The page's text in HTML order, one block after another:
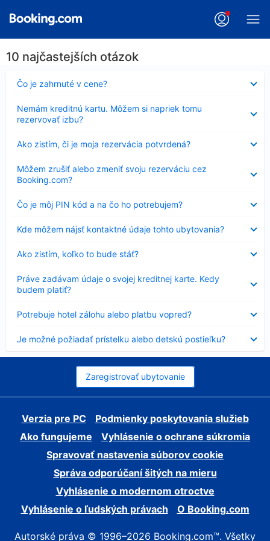
10 najčastejších otázok
Čo je zahrnuté v cene?
Nezobrazuje
sa
Nemám kreditnú kartu. Môžem si napriek tomu
rezervovať izbu?
sa
Ako zistím, či je moja rezervácia potvrdená?
sa
Môžem zrušiť alebo zmeniť svoju rezerváciu cez
Booking.com?
sa
Čo je môj PIN kód a na čo ho potrebujem?
Nezobrazuje
sa
Kde môžem nájsť kontaktné údaje tohto ubytovania?
sa
Ako zistím, koľko to bude stáť?
sa
Práve zadávam údaje o svojej kreditnej karte. Kedy
budem platiť?
sa
Potrebuje hotel zálohu alebo platbu vopred?
sa
Je možné požiadať prístelku alebo detskú postieľku?
sa
Zaregistrovať ubytovanie
Verzia pre PC
Podmienky poskytovania služieb
Ako fungujeme
Vyhlásenie o ochrane súkromia
Spravovať nastavenia súborov cookie
Správa odporúčaní šitých na mieru
Vyhlásenie o modernom otroctve
Vyhlásenie o ľudských právach
O Booking.com
Autorské práva © 1996–2026 Booking.com™. Všetky